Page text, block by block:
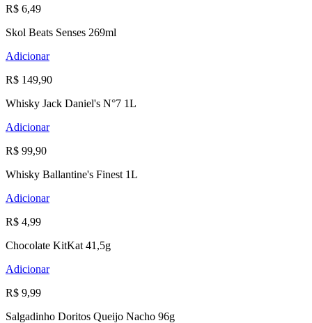
R$ 6,49
Skol Beats Senses 269ml
Adicionar
R$ 149,90
Whisky Jack Daniel's N°7 1L
Adicionar
R$ 99,90
Whisky Ballantine's Finest 1L
Adicionar
R$ 4,99
Chocolate KitKat 41,5g
Adicionar
R$ 9,99
Salgadinho Doritos Queijo Nacho 96g